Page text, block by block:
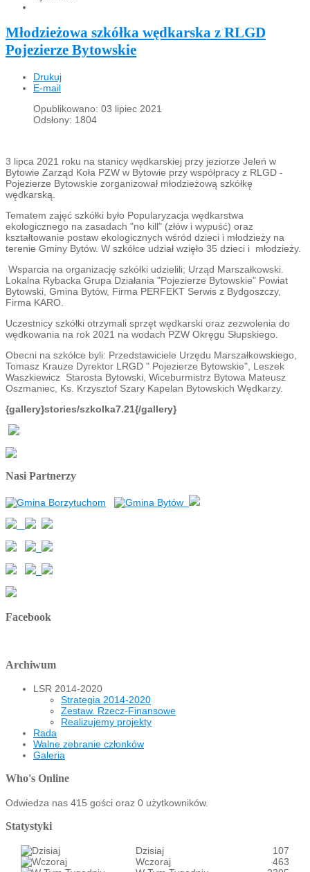
Młodzieżowa szkółka wędkarska z RLGD
Pojezierze Bytowskie
Drukuj
E-mail
Opublikowano: 03 lipiec 2021
Odsłony: 1804
3 lipca 2021 roku na stanicy wędkarskiej przy jeziorze Jeleń w
Bytowie Zarząd Koła PZW w Bytowie przy współpracy z RLGD -
Pojezierze Bytowskie zorganizował młodzieżową szkółkę
wędkarską.
Tematem zajęć szkółki było Popularyzacja wędkarstwa
ekologicznego na zasadach "no kill" (złów i wypuść) oraz
kształtowanie postaw ekologicznych wśród dzieci i młodzieży na
terenie Gminy Bytów. W szkółce udział wzięło 35 dzieci i młodzieży.
Wsparcia na organizację szkółki udzielili; Urząd Marszałkowski.
Lokalna Rybacka Grupa Działania "Pojezierze Bytowskie" Powiat
Bytowski, Gmina Bytów, Firma PERFEKT Serwis z Bydgoszczy,
Firma KARO.
Uczestnicy szkółki otrzymali sprzęt wędkarski oraz zezwolenia do
wędkowania na rok 2021 na wodach PZW Okręgu Słupskiego.
Obecni na szkółce byli: Przedstawiciele Urzędu Marszałkowskiego,
Tomasz Krauze Dyrektor LRGD " Pojezierze Bytowskie", Leszek
Waszkiewicz Starosta Bytowski, Wiceburmistrz Bytowa Mateusz
Oszmaniec, Ks. Krzysztof Szary Kapelan Bytowskich Wędkarzy.
{gallery}stories/szkolka7.21{/gallery}
Nasi Partnerzy
Facebook
Archiwum
LSR 2014-2020
Strategia 2014-2020
Zestaw. Rzecz-Finansowe
Realizujemy projekty
Rada
Walne zebranie członków
Galeria
Who's Online
Odwiedza nas 415 gości oraz 0 użytkowników.
Statystyki
Dzisiaj
107
Wczoraj
463